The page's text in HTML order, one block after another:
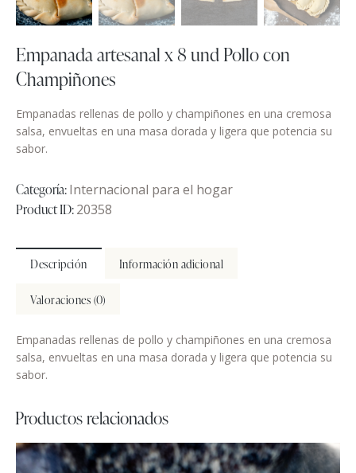
Empanada artesanal x 8 und Pollo con
Champiñones
Empanadas rellenas de pollo y champiñones en una cremosa
salsa, envueltas en una masa dorada y ligera que potencia su
sabor.
Categoría:Internacional para el hogar
Product ID:20358
Descripción Información adicional
Valoraciones (0)
Empanadas rellenas de pollo y champiñones en una cremosa
salsa, envueltas en una masa dorada y ligera que potencia su
sabor.
Productos relacionados